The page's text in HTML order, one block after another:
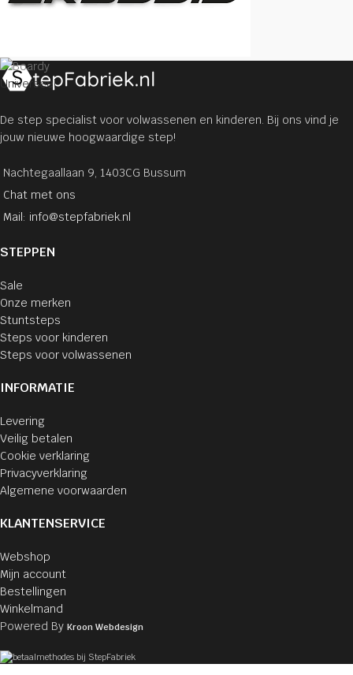
Universeel
De step specialist voor volwassenen en kinderen. Bij ons vind je
jouw nieuwe hoogwaardige step!
Nachtegaallaan 9, 1403CG Bussum
Chat met ons
Mail: info@stepfabriek.nl
STEPPEN
Sale
Onze merken
Stuntsteps
Steps voor kinderen
Steps voor volwassenen
INFORMATIE
Levering
Veilig betalen
Cookie verklaring
Privacyverklaring
Algemene voorwaarden
KLANTENSERVICE
Webshop
Mijn account
Bestellingen
Winkelmand
Powered By Kroon Webdesign